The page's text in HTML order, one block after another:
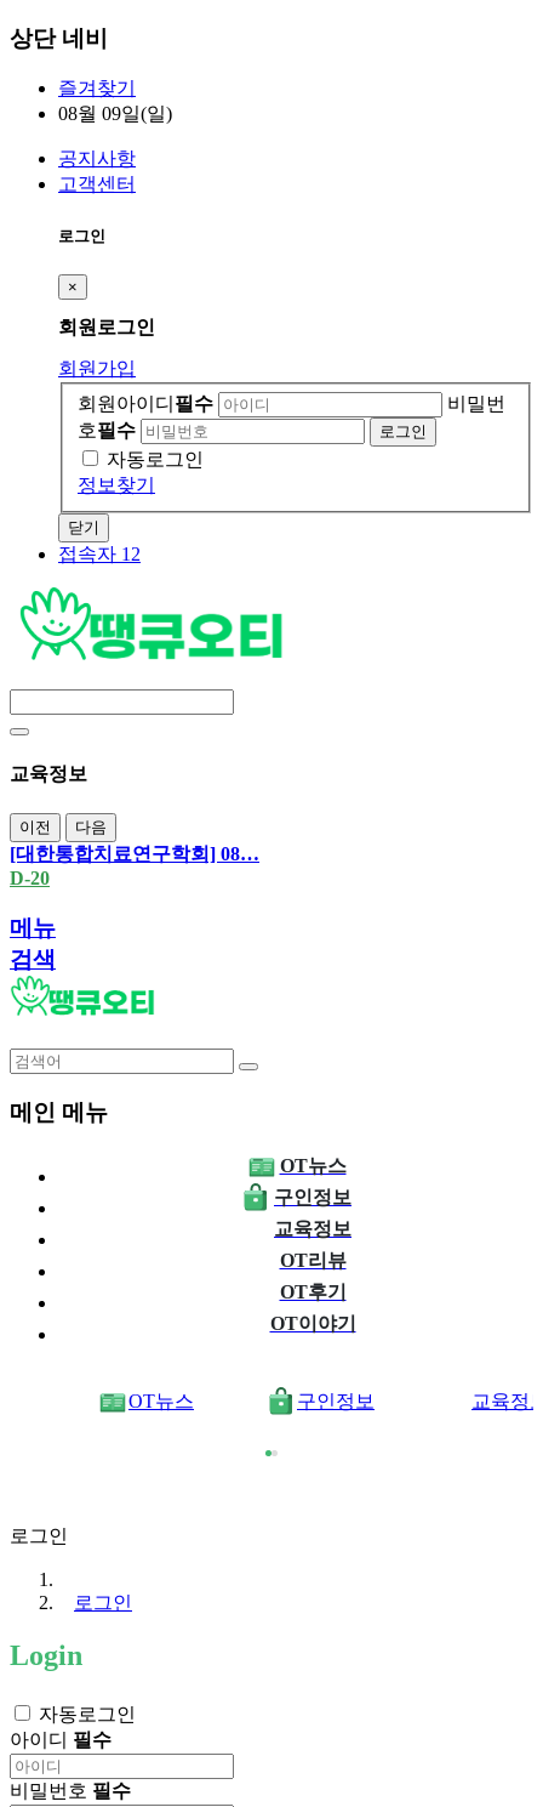
상단 네비
즐겨찾기
08월 09일(일)
공지사항
고객센터
로그인
×
회원 로그인
회원가입
회원아이디 필수
비밀번
호필수
자동로그인
정보찾기
닫기
접속자 12
교육정보
이전 다음
[대한통합치료연구학회] 08…
D-20
메뉴
검색
메인 메뉴
OT뉴스
구인정보
교육정보
OT리뷰
OT후기
OT이야기
OT뉴스 구인정보 교육정
로그인
로그인
Login
자동로그인
아이디 필수
비밀번호 필수